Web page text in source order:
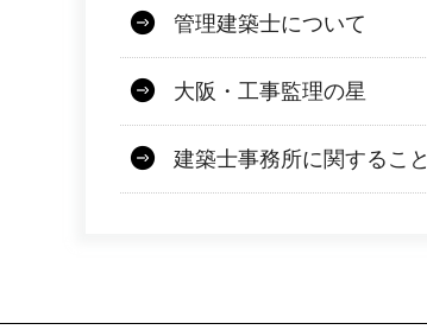
管理建築士について
大阪・工事監理の星
建築士事務所に関すること